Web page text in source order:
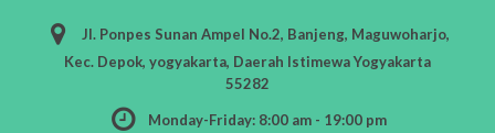
Jl. Ponpes Sunan Ampel No.2, Banjeng, Maguwoharjo,
Kec. Depok, yogyakarta, Daerah Istimewa Yogyakarta
55282
Monday-Friday: 8:00 am - 19:00 pm